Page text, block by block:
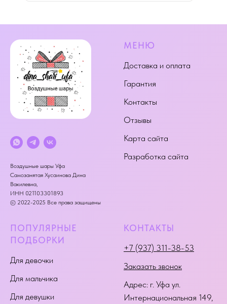
Воздушные шары Уфа
Самозанятая Хусаинова Дина
Вакилевна,
ИНН 021103301893
© 2022-2025 Все права защищены
МЕНЮ
Доставка и оплата
Гарантия
Контакты
Отзывы
Карта сайта
Разработка сайта
ПОПУЛЯРНЫЕ
ПОДБОРКИ
Для девочки
Для мальчика
Для девушки
КОНТАКТЫ
+7 (937) 311-38-53
Заказать звонок
Адрес: г. Уфа ул.
Интернациональная 149,